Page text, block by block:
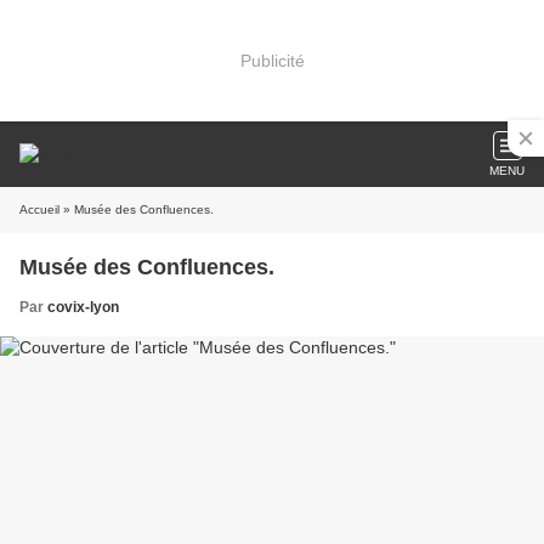
Publicité
MENU
Accueil » Musée des Confluences.
Musée des Confluences.
Par covix-lyon